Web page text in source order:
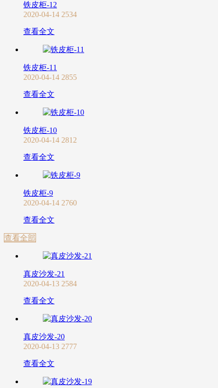
铁皮柜-12
2020-04-14 2534
查看全文
铁皮柜-11
2020-04-14 2855
查看全文
铁皮柜-10
2020-04-14 2812
查看全文
铁皮柜-9
2020-04-14 2760
查看全文
查看全部
真皮沙发-21
2020-04-13 2584
查看全文
真皮沙发-20
2020-04-13 2777
查看全文